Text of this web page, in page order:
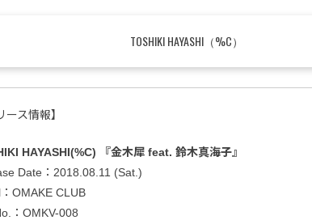
TOSHIKI HAYASHI（%C）
ース情報】
HAYASHI(%C) 『金木犀 feat. 鈴木真海子』
Date：2018.08.11 (Sat.)
OMAKE CLUB
：OMKV-008